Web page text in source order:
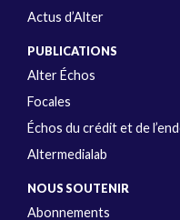
Actus d’Alter
PUBLICATIONS
Alter Échos
Focales
Échos du crédit et de
Altermedialab
NOUS SOUTENIR
Abonnements